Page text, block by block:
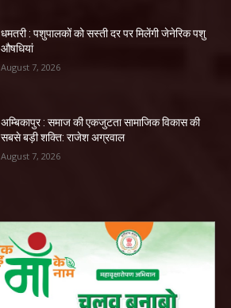
धमतरी : पशुपालकों को सस्ती दर पर मिलेंगी जेनेरिक पशु
औषधियां
August 7, 2026
अम्बिकापुर : समाज की एकजुटता सामाजिक विकास की
सबसे बड़ी शक्ति: राजेश अग्रवाल
August 7, 2026